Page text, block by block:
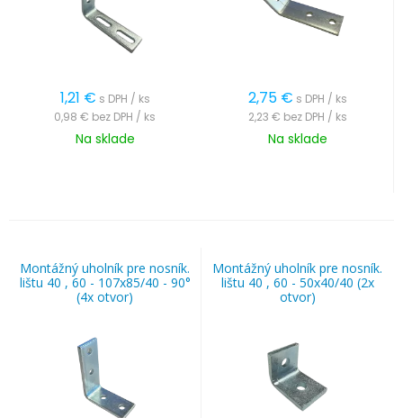
1,21 € s DPH / ks
0,98 € bez DPH / ks
Na sklade
2,75 € s DPH / ks
2,23 € bez DPH / ks
Na sklade
Montážný uholník pre nosník.
lištu 40 , 60 - 107x85/40 - 90°
(4x otvor)
Montážný uholník pre nosník.
lištu 40 , 60 - 50x40/40 (2x
otvor)